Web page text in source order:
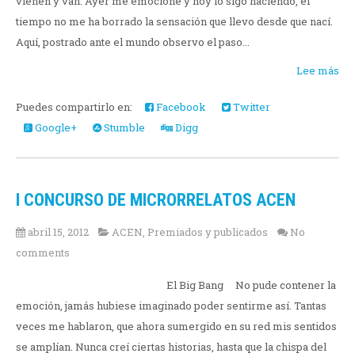
tiempo no me ha borrado la sensación que llevo desde que nací.
Aquí, postrado ante el mundo observo el paso...
Lee más
Puedes compartirlo en: Facebook
Twitter
Google+
Stumble Digg
I CONCURSO DE MICRORRELATOS ACEN
abril 15, 2012 ACEN, Premiados y publicados
No
comments
El Big Bang No pude contener la
emoción, jamás hubiese imaginado poder sentirme así. Tantas
veces me hablaron, que ahora sumergido en su red mis sentidos
se amplían. Nunca creí ciertas historias, hasta que la chispa del